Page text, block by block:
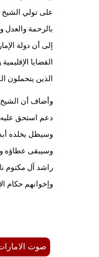
بالرحمة والعدل
إلى أن دولة
القضايا
الذين يتحملون
وأضاف أن الشيخ
دعم استحق عليه
وسيظل يخلده
وسيبقى عطاؤه
راشد آل مكتوم
وإخوانهم حكام
صوت